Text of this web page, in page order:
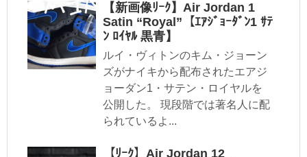
【新画像ﾘｰｸ】Air Jordan 1
Satin “Royal”【ｴｱｼﾞｮｰﾀﾞﾝ1 ｻﾃ
ﾝ ﾛｲﾔﾙ 黒青】
ルイ・ヴィトンのキム・ジョーン
ズがナイキから配布されたエアジ
ョーダン1・サテン・ロイヤルを
公開した。 現段階では著名人に配
られているよ...
【ﾘｰｸ】Air Jordan 12